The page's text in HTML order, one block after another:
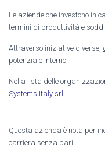
Le aziende che investono in
termini di produttività e
Attraverso iniziative diverse,
potenziale interno.
Nella lista delle
Systems Italy srl
Questa azienda è nota per
carriera senza pari.